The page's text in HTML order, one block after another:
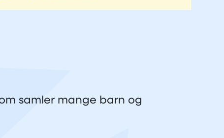
samler mange barn og